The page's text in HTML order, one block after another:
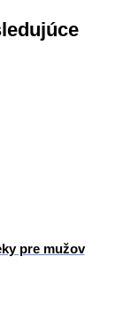
pre mužov